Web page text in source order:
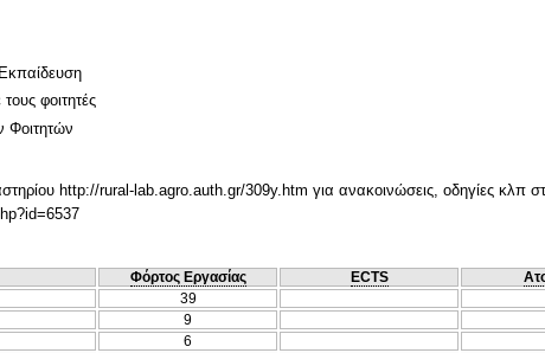
φοιτητές
Φοιτητών
http://rural-lab.agro.auth.gr/309y.htm για ανακοινώσεις, οδηγίες κλπ
Φόρτος Εργασίας ECTS
39
9
6